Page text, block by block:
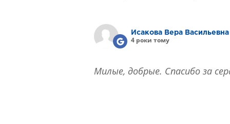
Исакова Вера Васильевна
4 роки тому
Милые, добрые. Спасибо за